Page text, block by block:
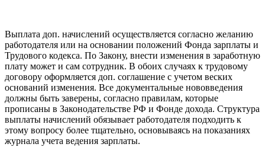
Выплата доп. начислений осуществляется согласно желанию
работодателя или на основании положений Фонда зарплаты и
Трудового кодекса. По Закону, внести изменения в заработную
плату может и сам сотрудник. В обоих случаях к трудовому
договору оформляется доп. соглашение с учетом веских
оснований изменения. Все документальные нововведения
должны быть заверены, согласно правилам, которые
прописаны в Законодательстве РФ и Фонде дохода. Структура
выплаты начислений обязывает работодателя подходить к
этому вопросу более тщательно, основываясь на показаниях
журнала учета ведения зарплаты.